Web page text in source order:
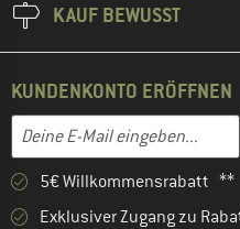
KAUF BEWUSST
KUNDENKONTO ERÖFFNEN
E-Mail-Adresse
Gib hier deine E-Mail-
5€ Willkommensrabatt **
Exklusiver Zugang zu